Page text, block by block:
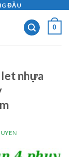
ĐẦU
0
nhựa